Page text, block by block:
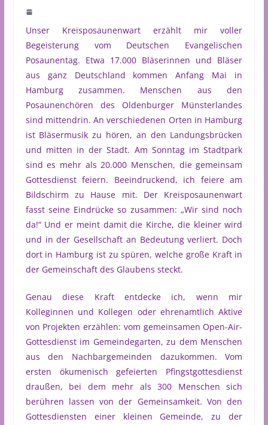
Unser Kreisposaunenwart erzählt mir voller
Begeisterung vom Deutschen Evangelischen
Posaunentag. Etwa 17.000 Bläserinnen und Bläser
aus ganz Deutschland kommen Anfang Mai in
Hamburg zusammen. Menschen aus den
Posaunenchören des Oldenburger Münsterlandes
sind mittendrin. An verschiedenen Orten in Hamburg
ist Bläsermusik zu hören, an den Landungsbrücken
und mitten in der Stadt. Am Sonntag im Stadtpark
sind es mehr als 20.000 Menschen, die gemeinsam
Gottesdienst feiern. Beeindruckend, ich feiere am
Bildschirm zu Hause mit. Der Kreisposaunenwart
fasst seine Eindrücke so zusammen: „Wir sind noch
da!“ Und er meint damit die Kirche, die kleiner wird
und in der Gesellschaft an Bedeutung verliert. Doch
dort in Hamburg ist zu spüren, welche große Kraft in
der Gemeinschaft des Glaubens steckt.
Genau diese Kraft entdecke ich, wenn mir
Kolleginnen und Kollegen oder ehrenamtlich Aktive
von Projekten erzählen: vom gemeinsamen Open-Air-
Gottesdienst im Gemeindegarten, zu dem Menschen
aus den Nachbargemeinden dazukommen. Vom
ersten ökumenisch gefeierten Pfingstgottesdienst
draußen, bei dem mehr als 300 Menschen sich
berühren lassen von der Gemeinsamkeit. Von den
Gottesdiensten einer kleinen Gemeinde, zu der